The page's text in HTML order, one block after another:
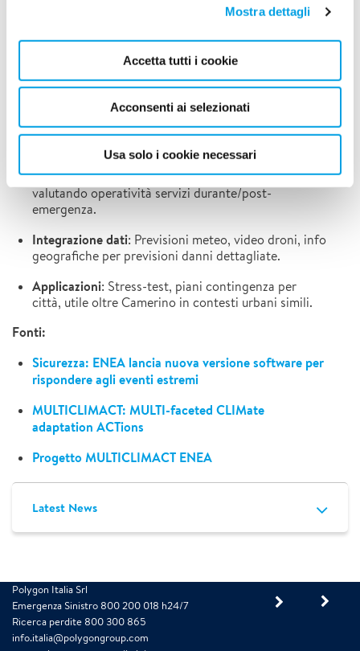
Mostra dettagli
Accetta tutti i cookie
Acconsenti ai selezionati
Usa solo i cookie necessari
operativa, con moduli resilienza e droni pronti entro fine
potenziare risposte emergenziali. "Esamina interconnessioni
infrastrutturali, come impatti da blackout energetici", spiega
Antonio Di Pietro di ENEA.
Caratteristiche Principali e
Impatti
Analisi avanzata: Simula impatti sismici e climatici,
valutando operatività servizi durante/post-
emergenza.
Integrazione dati: Previsioni meteo, video droni, info
geografiche per previsioni danni dettagliate.
Applicazioni: Stress-test, piani contingenza per
città, utile oltre Camerino in contesti urbani simili.
Fonti:
Sicurezza: ENEA lancia nuova versione software per
rispondere agli eventi estremi
MULTICLIMACT: MULTI-faceted CLIMate
adaptation ACTions
Progetto MULTICLIMACT ENEA
Latest News
Polygon Italia Srl
Emergenza Sinistro 800 200 018 h24/7
Ricerca perdite 800 300 865
info.italia@polygongroup.com